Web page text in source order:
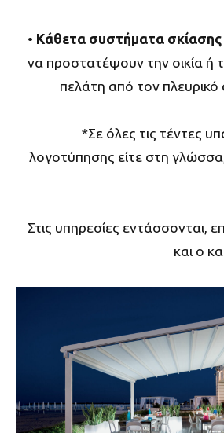
• Κάθετα συστήματα σκίασης
να προστατέψουν την οικία ή
πελάτη από τον πλευρικό
*Σε όλες τις τέντες
λογοτύπησης είτε στη γλώσσα,
Στις υπηρεσίες εντάσσονται,
και ο